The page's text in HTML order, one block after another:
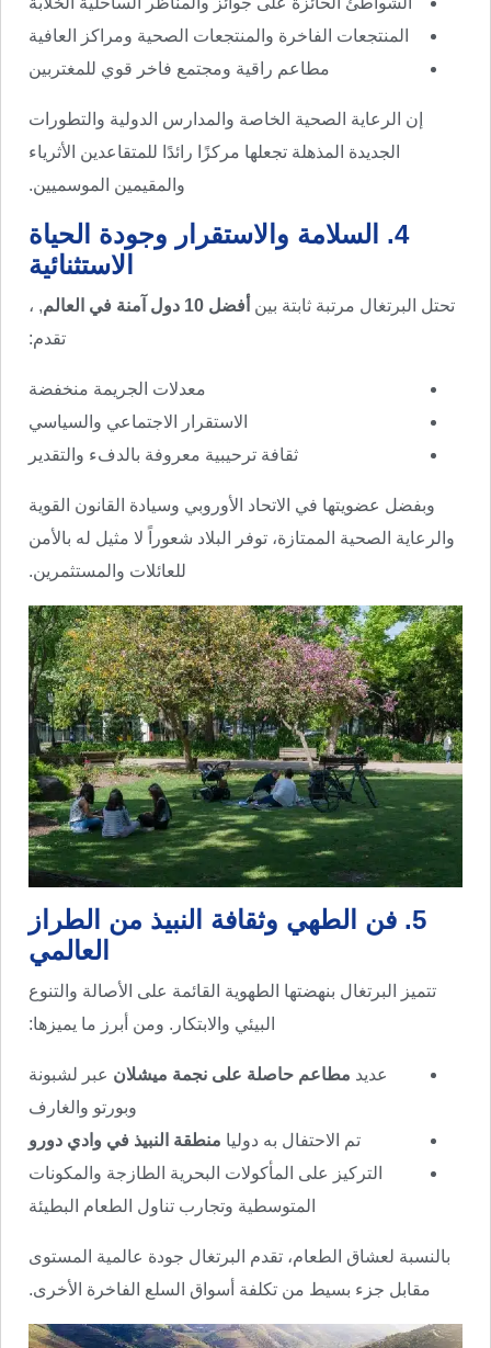
المنتجعات الفاخرة والمنتجعات الصحية ومراكز العافية
مطاعم راقية ومجتمع فاخر قوي للمغتربين
إن الرعاية الصحية الخاصة والمدارس الدولية والتطورات
الجديدة المذهلة تجعلها مركزًا رائدًا للمتقاعدين الأثرياء
والمقيمين الموسميين.
4. السلامة والاستقرار وجودة الحياة
الاستثنائية
تحتل البرتغال مرتبة ثابتة بين أفضل 10 دول آمنة في العالم
, ،
تقدم:
معدلات الجريمة منخفضة
الاستقرار الاجتماعي والسياسي
ثقافة ترحيبية معروفة بالدفء والتقدير
وبفضل عضويتها في الاتحاد الأوروبي وسيادة القانون القوية
والرعاية الصحية الممتازة، توفر البلاد شعوراً لا مثيل له بالأمن
للعائلات والمستثمرين.
5. فن الطهي وثقافة النبيذ من الطراز
العالمي
تتميز البرتغال بنهضتها الطهوية القائمة على الأصالة والتنوع
البيئي والابتكار. ومن أبرز ما يميزها:
عديد مطاعم حاصلة على نجمة ميشلان عبر لشبونة
وبورتو والغارف
تم الاحتفال به دوليا منطقة النبيذ في وادي دورو
التركيز على المأكولات البحرية الطازجة والمكونات
المتوسطية وتجارب تناول الطعام البطيئة
بالنسبة لعشاق الطعام، تقدم البرتغال جودة عالمية المستوى
مقابل جزء بسيط من تكلفة أسواق السلع الفاخرة الأخرى.